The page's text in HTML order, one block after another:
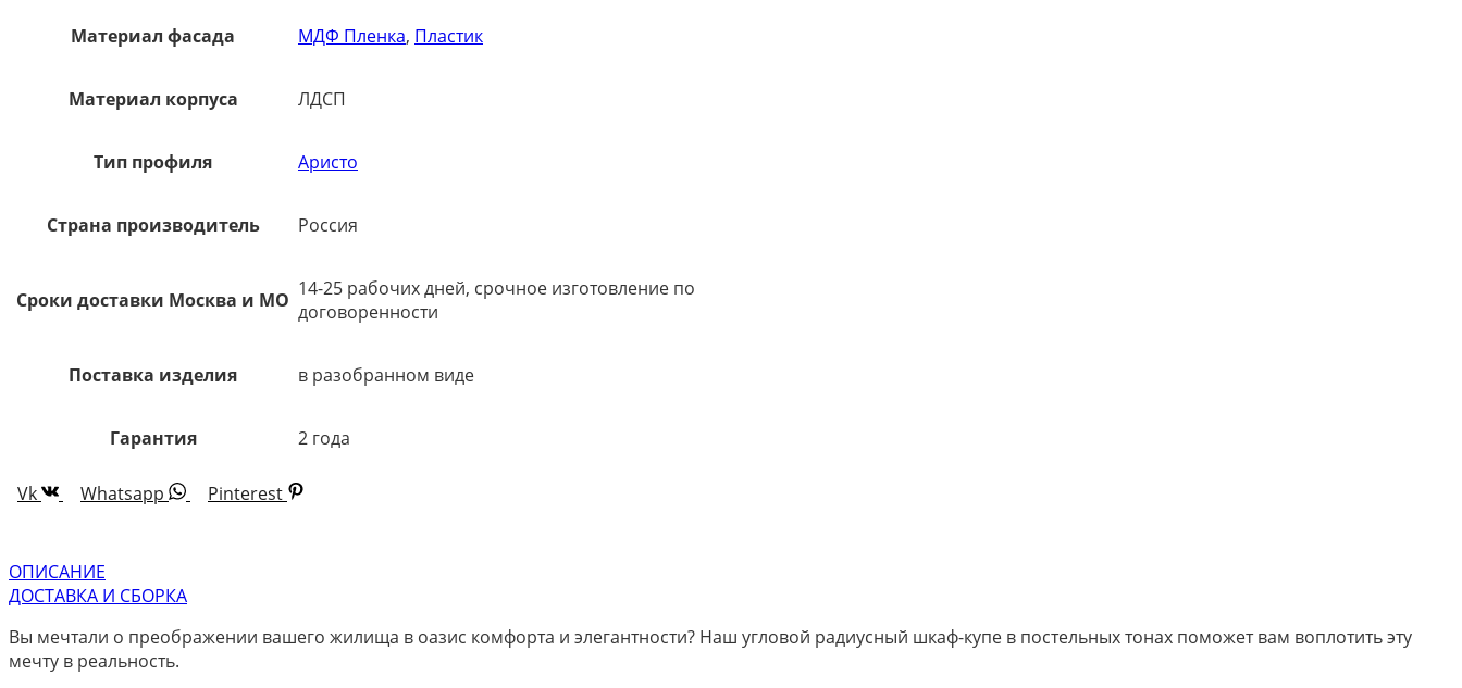
Материал фасада МДФ Пленка, Пластик
Материал корпуса ЛДСП
Тип профиля Аристо
Страна производитель Россия
Сроки доставки Москва и МО 14-25 рабочих дней, срочное изготовление по
договоренности
Поставка изделия в разобранном виде
Гарантия 2 года
Vk Whatsapp Pinterest
ОПИСАНИЕ
ДОСТАВКА И СБОРКА
Вы мечтали о преображении вашего жилища в оазис комфорта и элегантности? Наш угловой радиусный шкаф-купе в постельных тонах поможет вам воплотить эту
мечту в реальность.